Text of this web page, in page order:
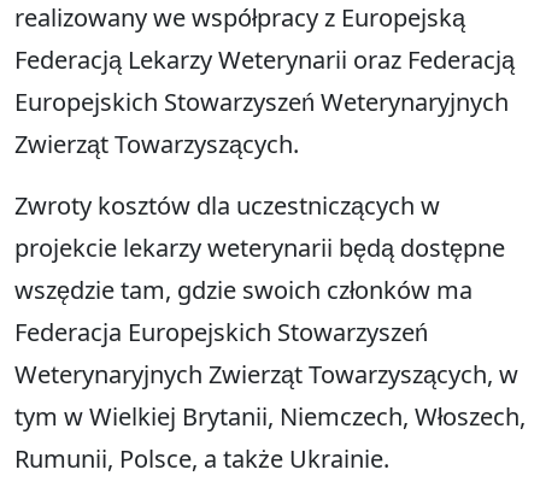
realizowany we współpracy z Europejską
Federacją Lekarzy Weterynarii oraz Federacją
Europejskich Stowarzyszeń Weterynaryjnych
Zwierząt Towarzyszących.
Zwroty kosztów dla uczestniczących w
projekcie lekarzy weterynarii będą dostępne
wszędzie tam, gdzie swoich członków ma
Federacja Europejskich Stowarzyszeń
Weterynaryjnych Zwierząt Towarzyszących, w
tym w Wielkiej Brytanii, Niemczech, Włoszech,
Rumunii, Polsce, a także Ukrainie.